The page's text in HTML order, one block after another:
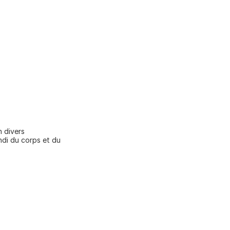
divers
du corps et du